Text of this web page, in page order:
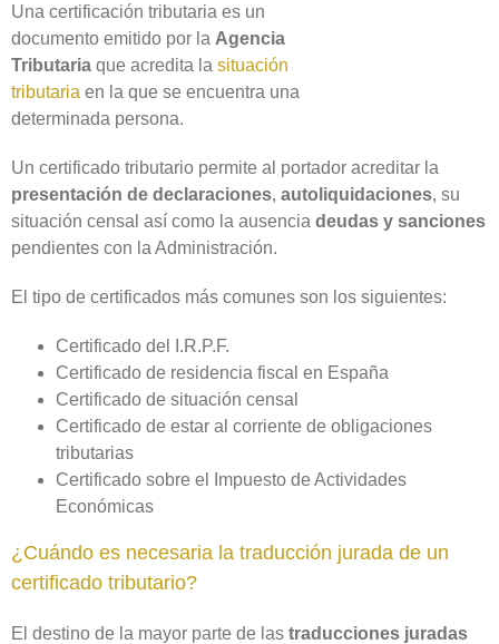
Una certificación tributaria es un
documento emitido por la Agencia
Tributaria que acredita la situación
tributaria en la que se encuentra una
determinada persona.
Un certificado tributario permite al portador acreditar la
presentación de declaraciones, autoliquidaciones, su
situación censal así como la ausencia deudas y sanciones
pendientes con la Administración.
El tipo de certificados más comunes son los siguientes:
Certificado del I.R.P.F.
Certificado de residencia fiscal en España
Certificado de situación censal
Certificado de estar al corriente de obligaciones
tributarias
Certificado sobre el Impuesto de Actividades
Económicas
¿Cuándo es necesaria la traducción jurada de un
certificado tributario?
El destino de la mayor parte de las traducciones juradas